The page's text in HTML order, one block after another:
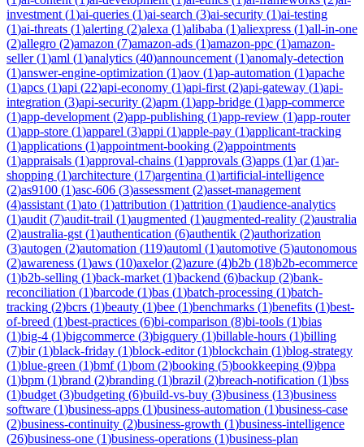
investment (1)ai-queries (1)ai-search (3)ai-security (1)ai-testing
(1)ai-threats (1)alerting (2)alexa (1)alibaba (1)aliexpress (1)all-in-one
(2)allegro (2)amazon (7)amazon-ads (1)amazon-ppc (1)amazon-
seller(1)aml (1)analytics (40)announcement (1)anomaly-detection
(1)answer-engine-optimization (1)aov (1)ap-automation (1)apache
(1)apcs (1)api (22)api-economy (1)api-first (2)api-gateway (1)api-
integration (3)api-security (2)apm (1)app-bridge (1)app-commerce
(1)app-development (2)app-publishing (1)app-review (1)app-router
(1)app-store (1)apparel (3)appi (1)apple-pay (1)applicant-tracking
(1)applications (1)appointment-booking (2)appointments
(1)appraisals (1)approval-chains (1)approvals (3)apps (1)ar(1)ar-
shopping (1)architecture (17)argentina (1)artificial-intelligence
(2)as9100 (1)asc-606 (3)assessment (2)asset-management
(4)assistant (1)ato (1)attribution (1)attrition (1)audience-analytics
(1)audit (7)audit-trail (1)augmented (1)augmented-reality (2)australia
(2)australia-gst (1)authentication (6)authentik (2)authorization
(3)autogen (2)automation (119)automl (1)automotive (5)autonomous
(2)awareness (1)aws (10)axelor(2)azure (4)b2b (18)b2b-ecommerce
(1)b2b-selling (1)back-market (1)backend (6)backup (2)bank-
reconciliation (1)barcode (1)bas (1)batch-processing (1)batch-
tracking (2)bcrs (1)beauty (1)bee (1)benchmarks (1)benefits (1)best-
of-breed (1)best-practices (6)bi-comparison (8)bi-tools (1)bias
(1)big-4 (1)bigcommerce (3)bigquery (1)billable-hours (1)billing
(7)bir(1)black-friday (1)block-editor(1)blockchain (1)blog-strategy
(1)blue-green (1)bmf(1)bom (2)booking (5)bookkeeping (9)bpa
(1)bpm (1)brand (2)branding (1)brazil (2)breach-notification (1)bss
(1)budget (3)budgeting (6)build-vs-buy (3)business (13)business
software (1)business-apps (1)business-automation (1)business-case
(2)business-continuity (2)business-growth (1)business-intelligence
(26)business-one (1)business-operations (1)business-plan